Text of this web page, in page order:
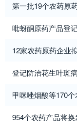
第一批19个农药原
吡蚜酮原药产品登
12家农药原药企业
登记防治花生叶斑
甲咪唑烟酸等170
954个农药产品将